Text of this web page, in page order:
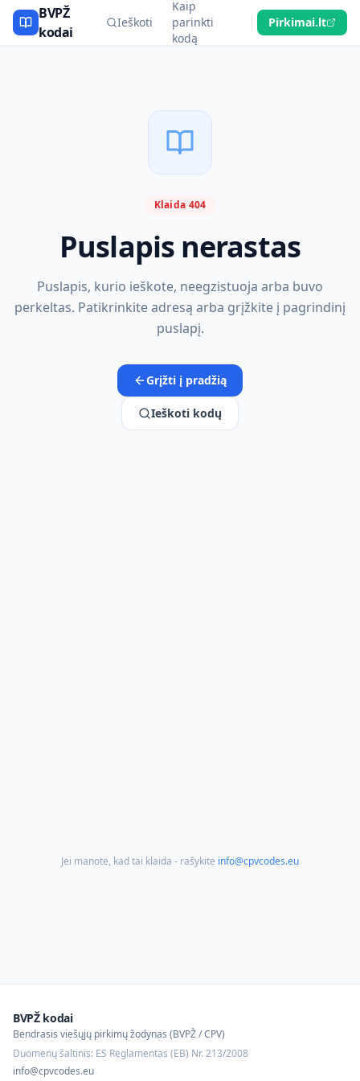
BVPŽ
kodai
Ieškoti
Kaip
parinkti
kodą
Pirkimai.lt
Klaida 404
Puslapis nerastas
Puslapis, kurio ieškote, neegzistuoja arba buvo
perkeltas. Patikrinkite adresą arba grįžkite į pagrindinį
puslapį.
Grįžti į pradžią
Ieškoti kodų
Jei manote, kad tai klaida - rašykite info@cpvcodes.eu
BVPŽ kodai
Bendrasis viešųjų pirkimų žodynas (BVPŽ / CPV)
Duomenų šaltinis: ES Reglamentas (EB) Nr. 213/2008
info@cpvcodes.eu